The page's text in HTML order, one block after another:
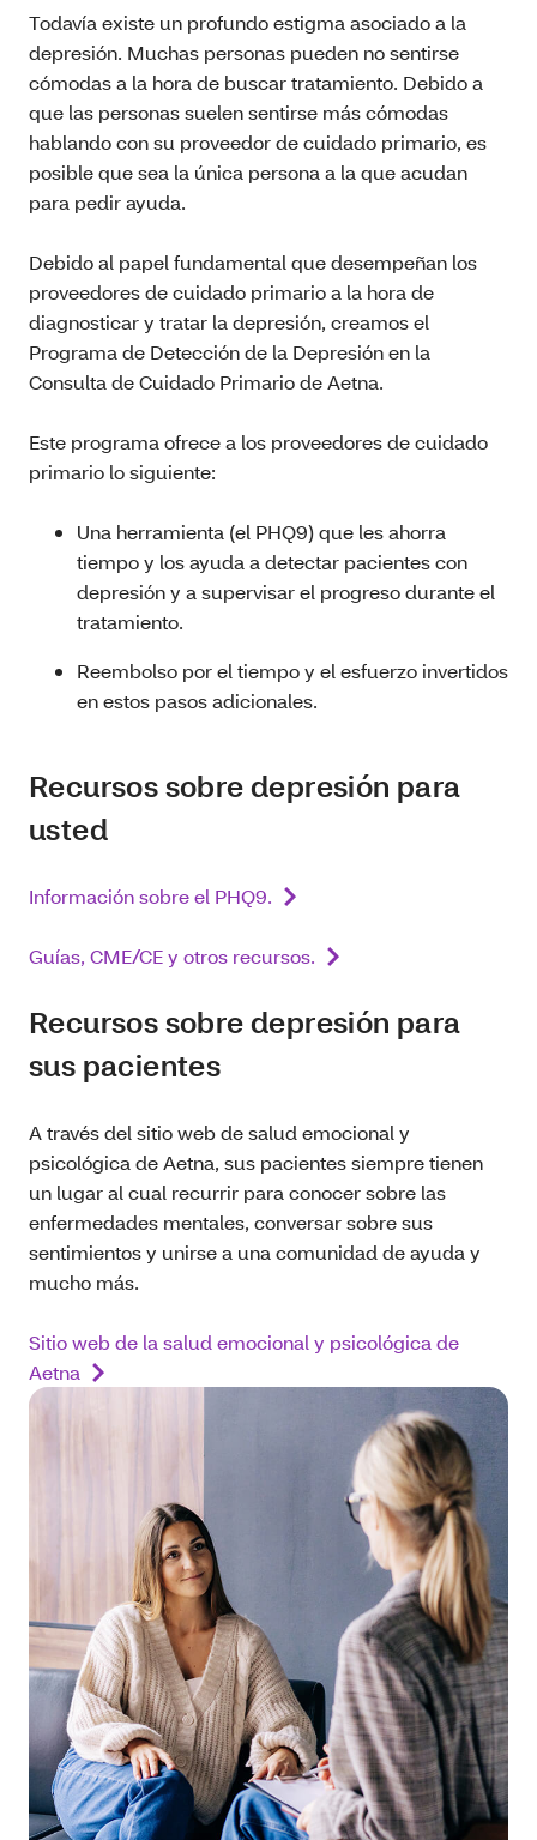
Todavía existe un profundo estigma asociado a la
depresión. Muchas personas pueden no sentirse
cómodas a la hora de buscar tratamiento. Debido a
que las personas suelen sentirse más cómodas
hablando con su proveedor de cuidado primario, es
posible que sea la única persona a la que acudan
para pedir ayuda.
Debido al papel fundamental que desempeñan los
proveedores de cuidado primario a la hora de
diagnosticar y tratar la depresión, creamos el
Programa de Detección de la Depresión en la
Consulta de Cuidado Primario de Aetna.
Este programa ofrece a los proveedores de cuidado
primario lo siguiente:
Una herramienta (el PHQ9) que les ahorra
tiempo y los ayuda a detectar pacientes con
depresión y a supervisar el progreso durante el
tratamiento.
Reembolso por el tiempo y el esfuerzo invertidos
en estos pasos adicionales.
Recursos sobre depresión para
usted
Información sobre el PHQ9.
Guías, CME/CE y otros recursos.
Recursos sobre depresión para
sus pacientes
A través del sitio web de salud emocional y
psicológica de Aetna, sus pacientes siempre tienen
un lugar al cual recurrir para conocer sobre las
enfermedades mentales, conversar sobre sus
sentimientos y unirse a una comunidad de ayuda y
mucho más.
Sitio web de la salud emocional y psicológica de
Aetna